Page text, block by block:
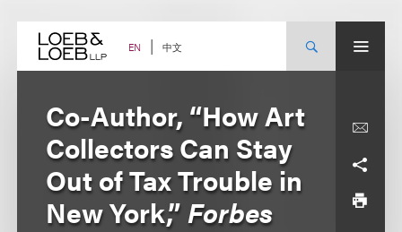
content EN 中文
Co-Author, “How Art
Collectors Can Stay
Out of Tax Trouble in
New York,”Forbes